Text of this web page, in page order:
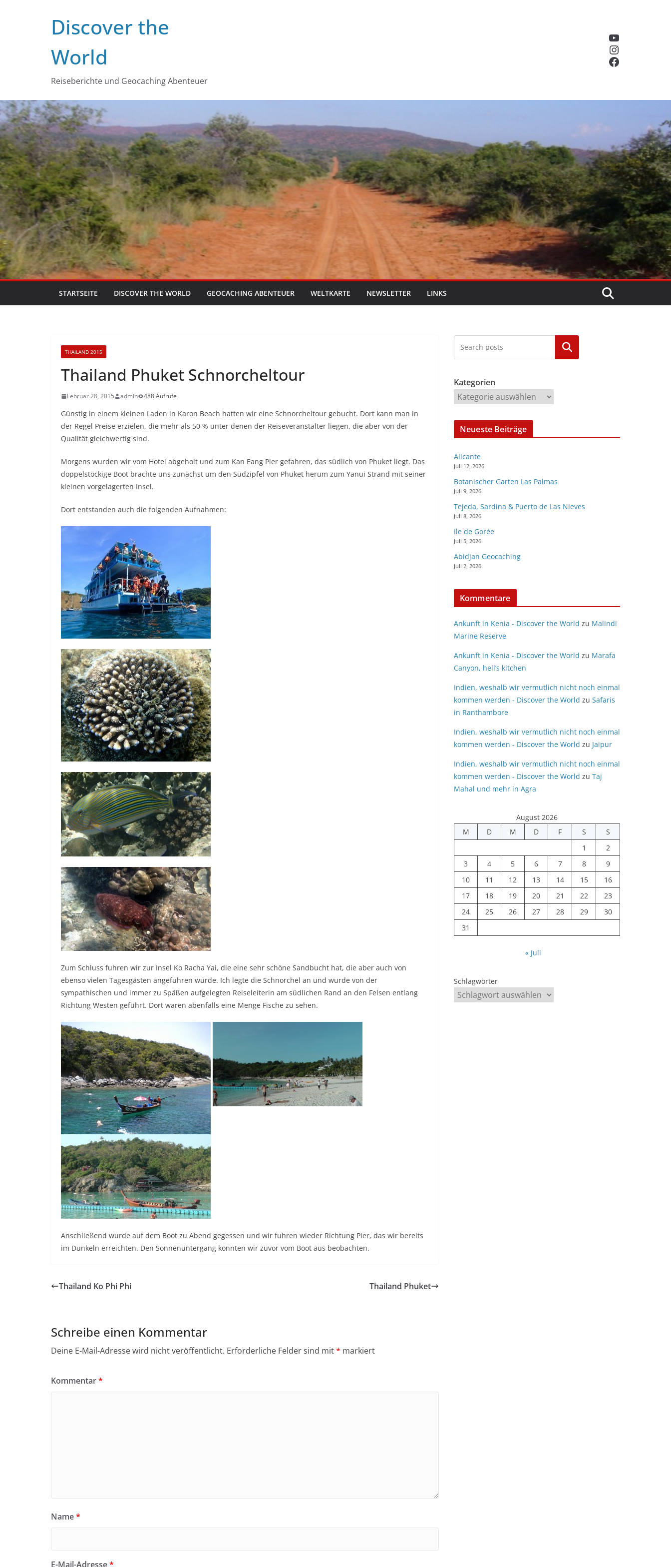
Discover the
World
Reiseberichte und Geocaching Abenteuer
YouTube
Instagram
Facebook
STARTSEITE DISCOVER THE WORLD GEOCACHING ABENTEUER WELTKARTE NEWSLETTER LINKS
THAILAND 2015
Thailand Phuket Schnorcheltour
Februar 28, 2015 admin 488 Aufrufe
Günstig in einem kleinen Laden in Karon Beach hatten wir eine Schnorcheltour gebucht. Dort kann man in
der Regel Preise erzielen, die mehr als 50 % unter denen der Reiseveranstalter liegen, die aber von der
Qualität gleichwertig sind.
Morgens wurden wir vom Hotel abgeholt und zum Kan Eang Pier gefahren, das südlich von Phuket liegt. Das
doppelstöckige Boot brachte uns zunächst um den Südzipfel von Phuket herum zum Yanui Strand mit seiner
kleinen vorgelagerten Insel.
Dort entstanden auch die folgenden Aufnahmen:
Zum Schluss fuhren wir zur Insel Ko Racha Yai, die eine sehr schöne Sandbucht hat, die aber auch von
ebenso vielen Tagesgästen angefuhren wurde. Ich legte die Schnorchel an und wurde von der
sympathischen und immer zu Späßen aufgelegten Reiseleiterin am südlichen Rand an den Felsen entlang
Richtung Westen geführt. Dort waren abenfalls eine Menge Fische zu sehen.
Anschließend wurde auf dem Boot zu Abend gegessen und wir fuhren wieder Richtung Pier, das wir bereits
im Dunkeln erreichten. Den Sonnenuntergang konnten wir zuvor vom Boot aus beobachten.
Thailand Ko Phi Phi Thailand Phuket
Schreibe einen Kommentar
Deine E-Mail-Adresse wird nicht veröffentlicht. Erforderliche Felder sind mit* markiert
Kommentar*
Name*
E-Mail-Adresse*
Kategorien
Kategorien
Neueste Beiträge
Alicante
Juli 12, 2026
Botanischer Garten Las Palmas
Juli 9, 2026
Tejeda, Sardina & Puerto de Las Nieves
Juli 8, 2026
Ile de Gorée
Juli 5, 2026
Abidjan Geocaching
Juli 2, 2026
Kommentare
Ankunft in Kenia - Discover the World zu Malindi
Marine Reserve
Ankunft in Kenia - Discover the World zu Marafa
Canyon, hell’s kitchen
Indien, weshalb wir vermutlich nicht noch einmal
kommen werden - Discover the World zu Safaris
in Ranthambore
Indien, weshalb wir vermutlich nicht noch einmal
kommen werden - Discover the World zu Jaipur
Indien, weshalb wir vermutlich nicht noch einmal
kommen werden - Discover the World zu Taj
Mahal und mehr in Agra
August 2026
M
D M D F S
S
1
2
3
4 5 6 7 8
9
10
11 12 13 14 15
16
17
18 19 20 21 22
23
24
25 26 27 28 29
30
31
« Juli
Schlagwörter